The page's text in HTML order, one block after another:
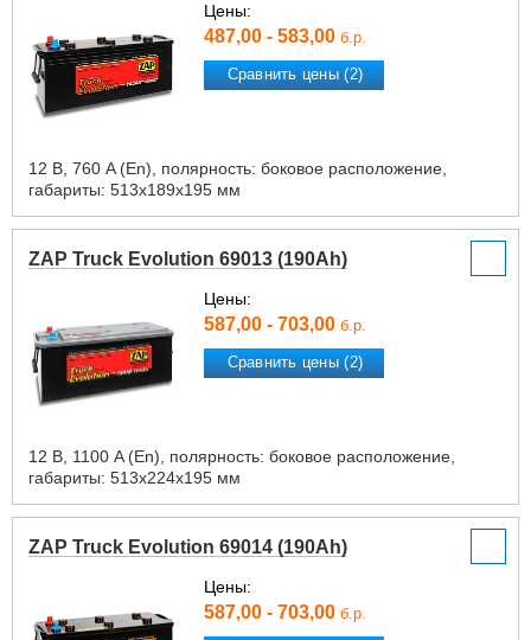
Цены:
487,00 - 583,00 б.р.
Сравнить цены (2)
12 В, 760 A (En), полярность: боковое расположение,
габариты: 513х189х195 мм
ZAP Truck Evolution 69013 (190Ah)
Цены:
587,00 - 703,00 б.р.
Сравнить цены (2)
12 В, 1100 A (En), полярность: боковое расположение,
габариты: 513х224х195 мм
ZAP Truck Evolution 69014 (190Ah)
Цены:
587,00 - 703,00 б.р.